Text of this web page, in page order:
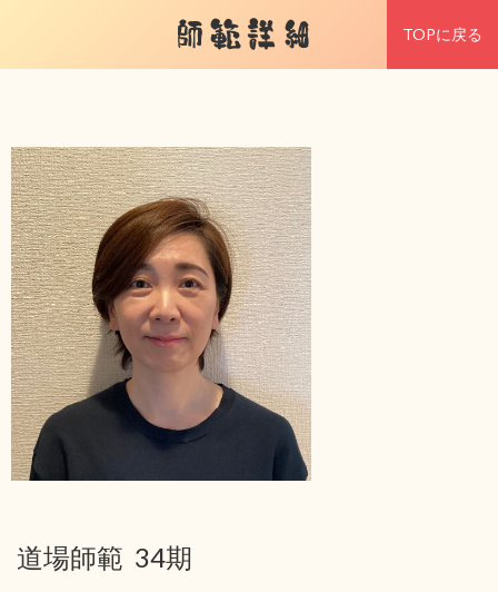
師範詳細 TOPに戻る
道場師範 34期